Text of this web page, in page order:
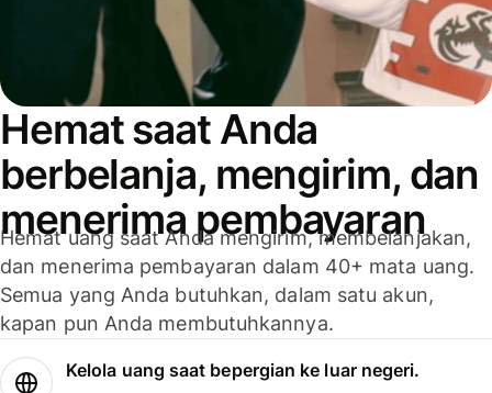
Hemat saat Anda
berbelanja, mengirim, dan
menerima pembayaran
Hemat uang saat Anda mengirim, membelanjakan,
dan menerima pembayaran dalam 40+ mata uang.
Semua yang Anda butuhkan, dalam satu akun,
kapan pun Anda membutuhkannya.
Kelola uang saat bepergian ke luar negeri.